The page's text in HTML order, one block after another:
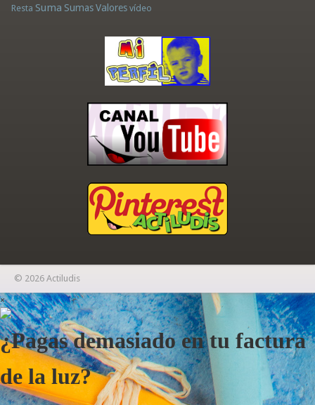
Resta Suma Sumas Valores vídeo
© 2026 Actiludis
×
¿Pagas demasiado en tu factura
de la luz?